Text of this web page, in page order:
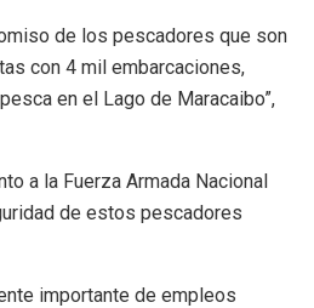
de los pescadores que son
con 4 mil embarcaciones,
en el Lago de Maracaibo”,
a la Fuerza Armada Nacional
de estos pescadores
importante de empleos